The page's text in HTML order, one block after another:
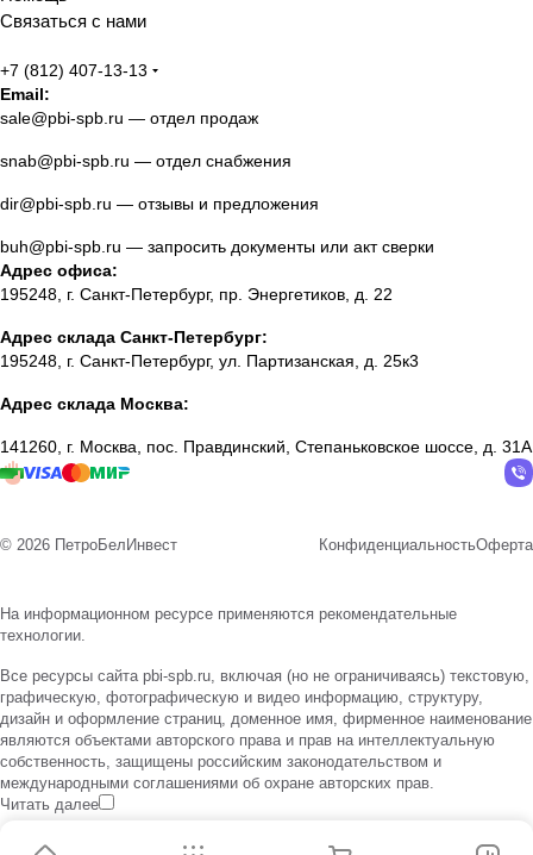
Связаться с нами
+7 (812) 407-13-13
Email:
sale@pbi-spb.ru — отдел продаж
snab@pbi-spb.ru — отдел снабжения
dir@pbi-spb.ru — отзывы и предложения
buh@pbi-spb.ru — запросить документы или акт сверки
Адрес офиса:
195248, г. Санкт-Петербург, пр. Энергетиков, д. 22
Адрес склада Санкт-Петербург:
195248, г. Санкт-Петербург, ул. Партизанская, д. 25к3
Адрес склада Москва:
141260, г. Москва, пос. Правдинский, Степаньковское шоссе, д. 31А
© 2026 ПетроБелИнвест КонфиденциальностьОферта
На информационном ресурсе применяются рекомендательные
технологии.
Все ресурсы сайта pbi-spb.ru, включая (но не ограничиваясь) текстовую,
графическую, фотографическую и видео информацию, структуру,
дизайн и оформление страниц, доменное имя, фирменное наименование
являются объектами авторского права и прав на интеллектуальную
собственность, защищены российским законодательством и
международными соглашениями об охране авторских прав.
Читать далее